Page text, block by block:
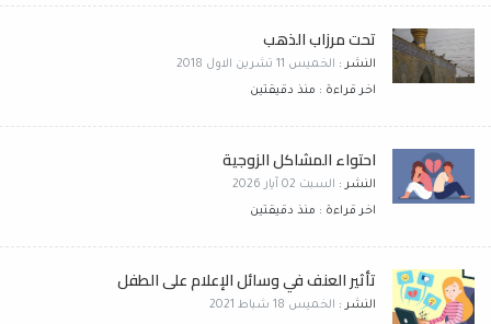
تحت مرزاب الذهب
النشر : الخميس 11 تشرين الاول 2018
اخر قراءة : منذ دقيقتين
احتواء المشاكل الزوجية
النشر : السبت 02 آيار 2026
اخر قراءة : منذ دقيقتين
تأثير العنف في وسائل الإعلام على الطفل
النشر : الخميس 18 شباط 2021